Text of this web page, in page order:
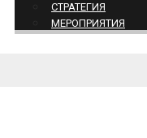
СТРАТЕГИЯ
МЕРОПРИЯТИЯ